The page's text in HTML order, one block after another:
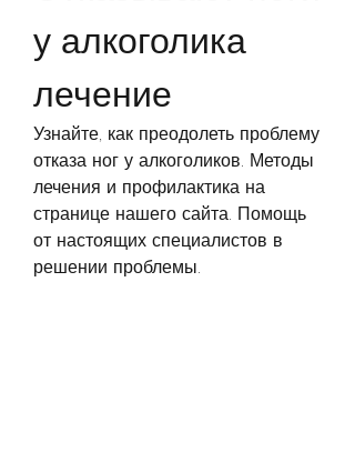
у алкоголика
лечение
Узнайте, как преодолеть проблему
отказа ног у алкоголиков. Методы
лечения и профилактика на
странице нашего сайта. Помощь
от настоящих специалистов в
решении проблемы.